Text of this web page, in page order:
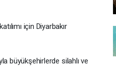
için Diyarbakır
büyükşehirlerde silahlı ve